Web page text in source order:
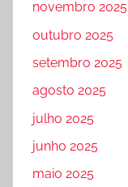
novembro 2025
outubro 2025
setembro 2025
agosto 2025
julho 2025
junho 2025
maio 2025